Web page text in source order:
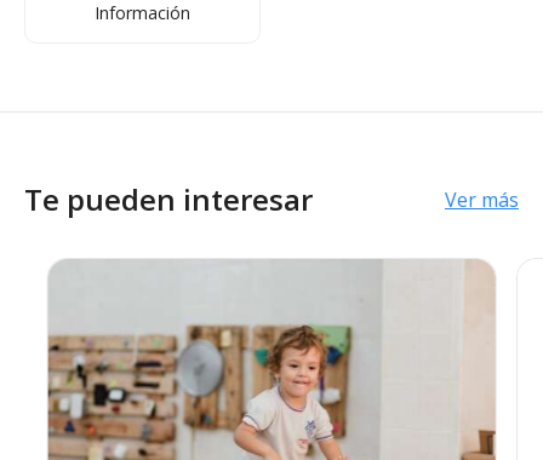
Información
Te pueden interesar Ver más